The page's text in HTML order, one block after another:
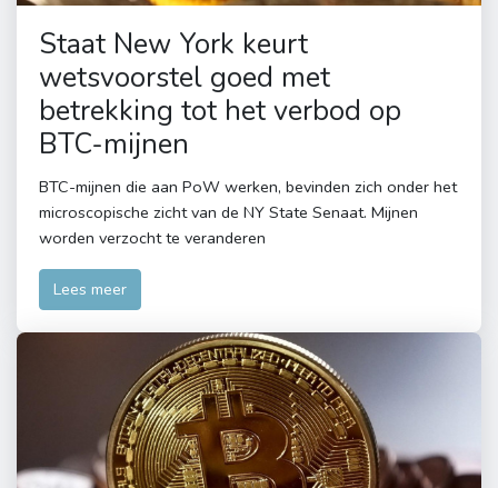
Staat New York keurt
wetsvoorstel goed met
betrekking tot het verbod op
BTC-mijnen
BTC-mijnen die aan PoW werken, bevinden zich onder het
microscopische zicht van de NY State Senaat. Mijnen
worden verzocht te veranderen
Lees meer